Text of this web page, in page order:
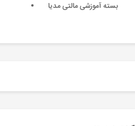
بسته آموزشی مالتی مدیا